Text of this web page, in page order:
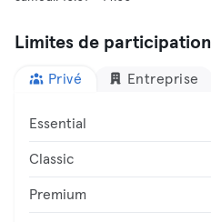
Limites de participation
Privé Entreprise
Essential
Classic
Premium